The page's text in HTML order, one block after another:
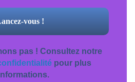
pas ! Consultez notre
pour plus